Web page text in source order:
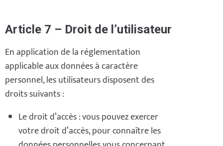
Article 7 – Droit de l’utilisateur
En application de la réglementation
applicable aux données à caractère
personnel, les utilisateurs disposent des
droits suivants :
Le droit d’accès : vous pouvez exercer
votre droit d’accès, pour connaître les